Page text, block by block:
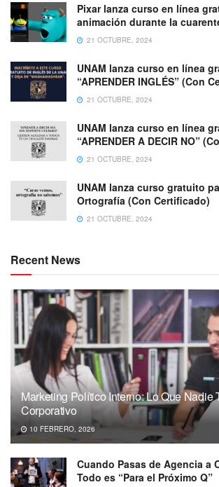
Pixar lanza curso en línea
animación durante la
21 OCTUBRE, 2024
UNAM lanza curso en línea
“APRENDER INGLÉS” (Con
21 OCTUBRE, 2024
UNAM lanza curso en línea
“APRENDER A DECIR NO”
21 OCTUBRE, 2024
UNAM lanza curso gratuito
Ortografía (Con Certificado)
21 OCTUBRE, 2024
Recent News
Marketing Político Interno: Lo Que Nadie
Corporativo
10 FEBRERO, 2026
Cuando Pasas de Agencia a
Todo es “Para el Próximo Q”